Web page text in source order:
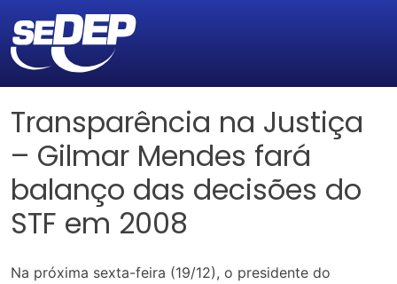
Transparência na Justiça
– Gilmar Mendes fará
balanço das decisões do
STF em 2008
Na próxima sexta-feira (19/12), o presidente do